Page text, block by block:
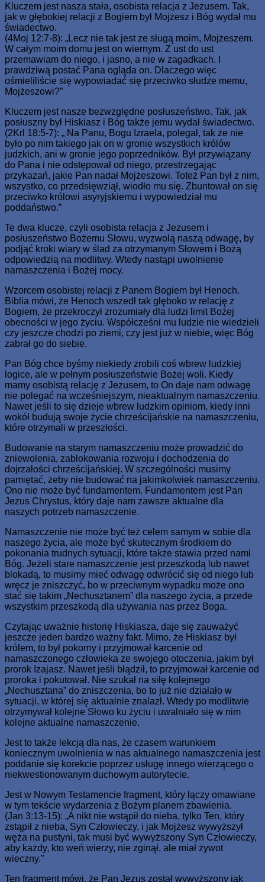
Kluczem jest nasza stała, osobista relacja z Jezusem. Tak,
jak w głębokiej relacji z Bogiem był Mojżesz i Bóg wydał mu
świadectwo.
(4Moj 12:7-8): „Lecz nie tak jest ze sługą moim, Mojżeszem.
W całym moim domu jest on wiernym. Z ust do ust
przemawiam do niego, i jasno, a nie w zagadkach. I
prawdziwą postać Pana ogląda on. Dlaczego więc
ośmieliliście się wypowiadać się przeciwko słudze memu,
Mojżeszowi?”
Kluczem jest nasze bezwzględne posłuszeństwo. Tak, jak
posłuszny był Hiskiasz i Bóg także jemu wydał świadectwo.
(2Krl 18:5-7): „ Na Panu, Bogu Izraela, polegał, tak że nie
było po nim takiego jak on w gronie wszystkich królów
judzkich, ani w gronie jego poprzedników. Był przywiązany
do Pana i nie odstępował od niego, przestrzegając
przykazań, jakie Pan nadał Mojżeszowi. Toteż Pan był z nim,
wszystko, co przedsięwziął, wiodło mu się. Zbuntował on się
przeciwko królowi asyryjskiemu i wypowiedział mu
poddaństwo.”
Te dwa klucze, czyli osobista relacja z Jezusem i
posłuszeństwo Bożemu Słowu, wyzwolą naszą odwagę, by
podjąć kroki wiary w ślad za otrzymanym Słowem i Bożą
odpowiedzią na modlitwy. Wtedy nastąpi uwolnienie
namaszczenia i Bożej mocy.
Wzorcem osobistej relacji z Panem Bogiem był Henoch.
Biblia mówi, że Henoch wszedł tak głęboko w relację z
Bogiem, że przekroczył zrozumiały dla ludzi limit Bożej
obecności w jego życiu. Współcześni mu ludzie nie wiedzieli
czy jeszcze chodzi po ziemi, czy jest już w niebie, więc Bóg
zabrał go do siebie.
Pan Bóg chce byśmy niekiedy zrobili coś wbrew ludzkiej
logice, ale w pełnym posłuszeństwie Bożej woli. Kiedy
mamy osobistą relację z Jezusem, to On daje nam odwagę
nie polegać na wcześniejszym, nieaktualnym namaszczeniu.
Nawet jeśli to się dzieje wbrew ludzkim opiniom, kiedy inni
wokół budują swoje życie chrześcijańskie na namaszczeniu,
które otrzymali w przeszłości.
Budowanie na starym namaszczeniu może prowadzić do
zniewolenia, zablokowania rozwoju i dochodzenia do
dojrzałości chrześcijańskiej. W szczególności musimy
pamiętać, żeby nie budować na jakimkolwiek namaszczeniu.
Ono nie może być fundamentem. Fundamentem jest Pan
Jezus Chrystus, który daje nam zawsze aktualne dla
naszych potrzeb namaszczenie.
Namaszczenie nie może być też celem samym w sobie dla
naszego życia, ale może być skutecznym środkiem do
pokonania trudnych sytuacji, które także stawia przed nami
Bóg. Jeżeli stare namaszczenie jest przeszkodą lub nawet
blokadą, to musimy mieć odwagę odwrócić się od niego lub
wręcz je zniszczyć, bo w przeciwnym wypadku może ono
stać się takim „Nechusztanem” dla naszego życia, a przede
wszystkim przeszkodą dla używania nas przez Boga.
Czytając uważnie historię Hiskiasza, daje się zauważyć
jeszcze jeden bardzo ważny fakt. Mimo, że Hiskiasz był
królem, to był pokorny i przyjmował karcenie od
namaszczonego człowieka ze swojego otoczenia, jakim był
prorok Izajasz. Nawet jeśli błądził, to przyjmował karcenie od
proroka i pokutował. Nie szukał na siłę kolejnego
„Nechusztana” do zniszczenia, bo to już nie działało w
sytuacji, w której się aktualnie znalazł. Wtedy po modlitwie
otrzymywał kolejne Słowo ku życiu i uwalniało się w nim
kolejne aktualne namaszczenie.
Jest to także lekcją dla nas, że czasem warunkiem
koniecznym uwolnienia w nas aktualnego namaszczenia jest
poddanie się korekcie poprzez usługę innego wierzącego o
niekwestionowanym duchowym autorytecie.
Jest w Nowym Testamencie fragment, który łączy omawiane
w tym tekście wydarzenia z Bożym planem zbawienia.
(Jan 3:13-15): „A nikt nie wstąpił do nieba, tylko Ten, który
zstąpił z nieba, Syn Człowieczy, i jak Mojżesz wywyższył
węża na pustyni, tak musi być wywyższony Syn Człowieczy,
aby każdy, kto weń wierzy, nie zginął, ale miał żywot
wieczny.”
Ten fragment mówi, że Pan Jezus został wywyższony jak